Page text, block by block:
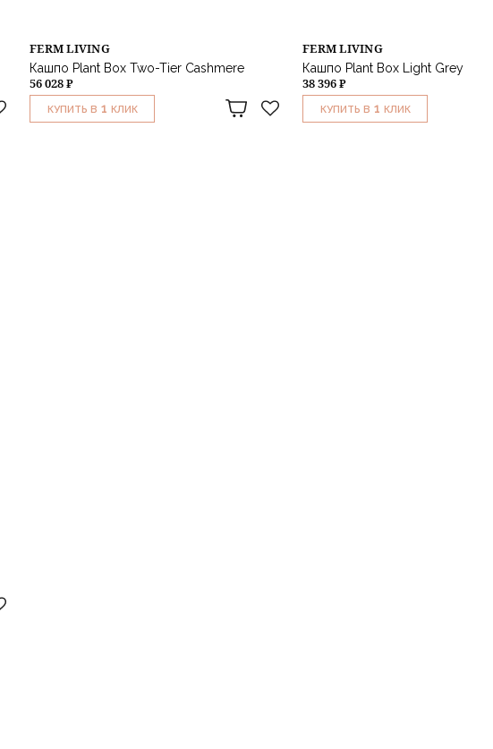
FERM LIVING
Кашпо Plant Box Two-Tier Cashmere
56 028 ₽
КУПИТЬ В 1 КЛИК
FERM LIVING
Кашпо Plant Box Light Grey
38 396 ₽
КУПИТЬ В 1 КЛИК